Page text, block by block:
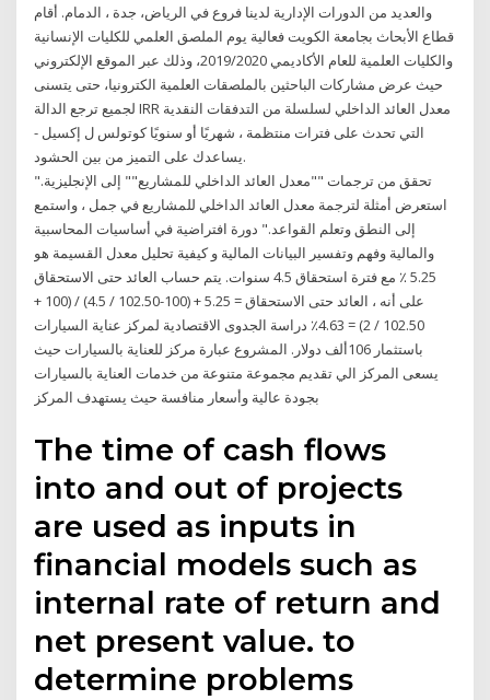
والعديد من الدورات الإدارية لدينا فروع في الرياض، جدة ، الدمام. أقام
قطاع الأبحاث بجامعة الكويت فعالية يوم الملصق العلمي للكليات الإنسانية
والكليات العلمية للعام الأكاديمي 2019/2020، وذلك عبر الموقع الإلكتروني
حيث عرض مشاركات الباحثين بالملصقات العلمية الكترونيا، حتى يتسنى
لجميع ترجع الدالة IRR معدل العائد الداخلي لسلسلة من التدفقات النقدية
التي تحدث على فترات منتظمة ، شهريًا أو سنويًا كوتولس ل إكسيل -
يساعدك على التميز من بين الحشود.
"تحقق من ترجمات ""معدل العائد الداخلي للمشاريع"" إلى الإنجليزية.
استعرض أمثلة لترجمة معدل العائد الداخلي للمشاريع في جمل ، واستمع
إلى النطق وتعلم القواعد." دورة افتراضية في أساسيات المحاسبية
والمالية وفهم وتفسير البيانات المالية و كيفية تحليل معدل القسيمة هو
5.25 ٪ مع فترة استحقاق 4.5 سنوات. يتم حساب العائد حتى الاستحقاق
على أنه ، العائد حتى الاستحقاق = 5.25 + (100-102.50 / 4.5) / (100 +
102.50 / 2) = 4.63٪ دراسة الجدوى الاقتصادية لمركز عناية السيارات
باستثمار 106ألف دولار. المشروع عبارة مركز للعناية بالسيارات حيث
يسعى المركز الي تقديم مجموعة متنوعة من خدمات العناية بالسيارات
بجودة عالية وأسعار منافسة حيث يستهدف المركز
The time of cash flows
into and out of projects
are used as inputs in
financial models such as
internal rate of return and
net present value. to
determine problems